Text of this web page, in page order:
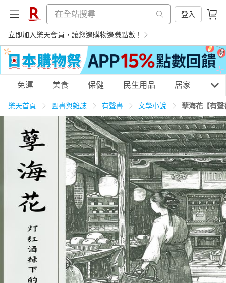
登入
立即加入樂天會員，讓您邊購物邊賺點數！
購物網分類
天天免運 美食蛋糕 養生保健 民生用品
居家生活 3C家電 運動休閒 親子玩具
男裝 化妝保養 情趣用品
日本購物 電子/紙本書
HOT
免運 美食 保健 民生用品 居家 3C
樂天首頁 圖書與雜誌 有聲書 文學小說 孽海花【有聲